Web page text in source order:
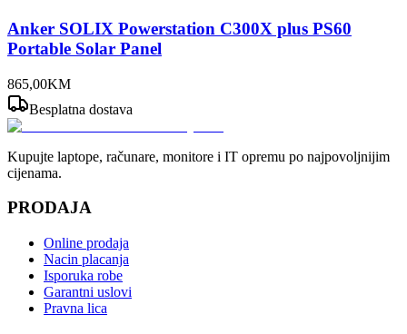
Anker SOLIX Powerstation C300X plus PS60
Portable Solar Panel
865,00KM
Besplatna dostava
Kupujte laptope, računare, monitore i IT opremu po najpovoljnijim
cijenama.
PRODAJA
Online prodaja
Nacin placanja
Isporuka robe
Garantni uslovi
Pravna lica